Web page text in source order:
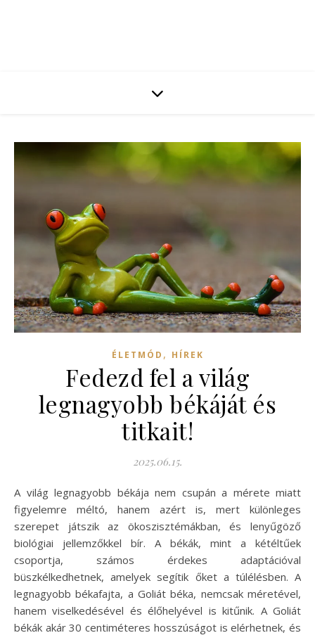
ÉLETMÓD , HÍREK
Fedezd fel a világ
legnagyobb békáját és
titkait!
2025.06.15.
A világ legnagyobb békája nem csupán a mérete miatt
figyelemre méltó, hanem azért is, mert különleges
szerepet játszik az ökoszisztémákban, és lenyűgöző
biológiai jellemzőkkel bír. A békák, mint a kétéltűek
csoportja, számos érdekes adaptációval
büszkélkedhetnek, amelyek segítik őket a túlélésben. A
legnagyobb békafajta, a Goliát béka, nemcsak méretével,
hanem viselkedésével és élőhelyével is kitűnik. A Goliát
békák akár 30 centiméteres hosszúságot is elérhetnek, és